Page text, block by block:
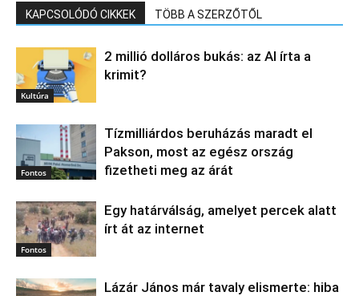
KAPCSOLÓDÓ CIKKEK TÖBB A SZERZŐTŐL
Kultúra
2 millió dolláros bukás: az AI írta a
krimit?
Fontos
Tízmilliárdos beruházás maradt el
Pakson, most az egész ország
fizetheti meg az árát
Fontos
Egy határválság, amelyet percek alatt
írt át az internet
Lázár János már tavaly elismerte: hiba